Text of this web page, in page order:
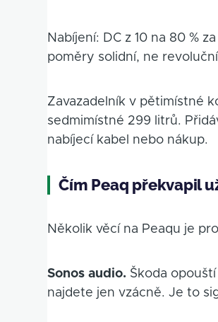
Nabíjení: DC z 10 na 80 %
poměry solidní, ne
Zavazadelník v pětimístné
sedmimístné 299 litrů.
nabíjecí kabel nebo nákup.
Čím Peaq překvapil
Několik věcí na Peaqu je
Sonos audio. Škoda
najdete jen vzácně. Je to